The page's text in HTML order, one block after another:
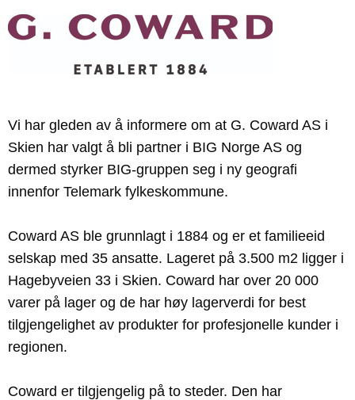
Vi har gleden av å informere om at G. Coward AS i
Skien har valgt å bli partner i BIG Norge AS og
dermed styrker BIG-gruppen seg i ny geografi
innenfor Telemark fylkeskommune.
Coward AS ble grunnlagt i 1884 og er et familieeid
selskap med 35 ansatte. Lageret på 3.500 m2 ligger i
Hagebyveien 33 i Skien. Coward har over 20 000
varer på lager og de har høy lagerverdi for best
tilgjengelighet av produkter for profesjonelle kunder i
regionen.
Coward er tilgjengelig på to steder. Den har